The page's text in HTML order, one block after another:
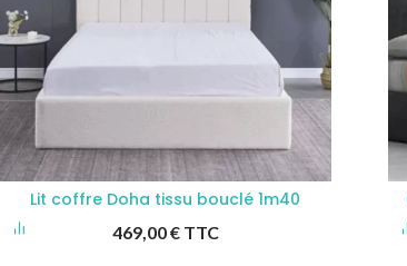
Lit coffre Doha tissu bouclé 1m40
469,00€ TTC